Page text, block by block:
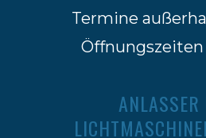
Termine
ANLASSER